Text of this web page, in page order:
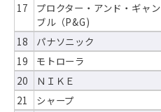
17
プロクター・アンド・ギャン
ブル（P&G)
18 パナソニック
19
モトローラ
20
ＮＩＫＥ
21
シャープ